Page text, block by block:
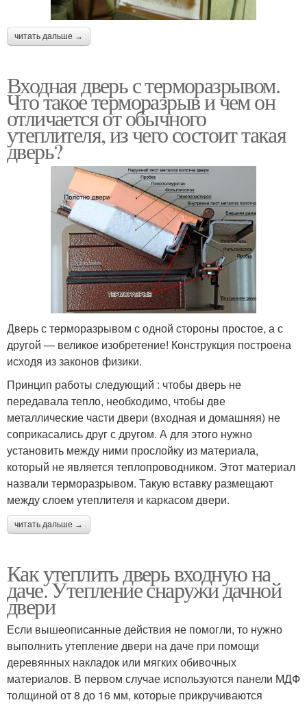
читать дальше →
Входная дверь с терморазрывом.
Что такое терморазрыв и чем он
отличается от обычного
утеплителя, из чего состоит такая
дверь?
Дверь с терморазрывом с одной стороны простое, а с
другой — великое изобретение! Конструкция построена
исходя из законов физики.
Принцип работы следующий : чтобы дверь не
передавала тепло, необходимо, чтобы две
металлические части двери (входная и домашняя) не
соприкасались друг с другом. А для этого нужно
установить между ними прослойку из материала,
который не является теплопроводником. Этот материал
назвали терморазрывом. Такую вставку размещают
между слоем утеплителя и каркасом двери.
читать дальше →
Как утеплить дверь входную на
даче. Утепление снаружи дачной
двери
Если вышеописанные действия не помогли, то нужно
выполнить утепление двери на даче при помощи
деревянных накладок или мягких обивочных
материалов. В первом случае используются панели МДФ
толщиной от 8 до 16 мм, которые прикручиваются